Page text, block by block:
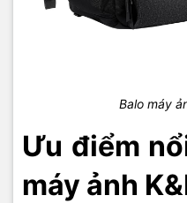
Balo máy
Ưu điểm
máy ảnh